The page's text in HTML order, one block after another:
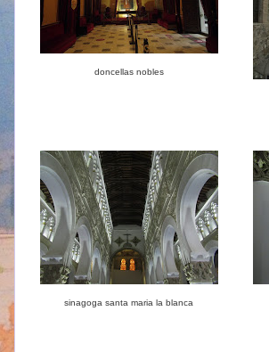
doncellas nobles
sinagoga santa maria la blanca